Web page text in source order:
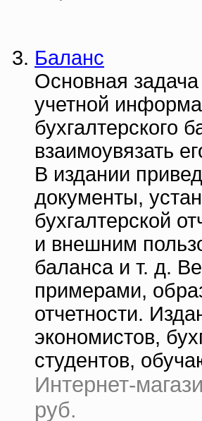
Баланс
Основная
учетной
бухгалтерского
взаимоувязать
В издании
документы,
бухгалтерской
и внешним
баланса и т. д.
примерами,
отчетности.
экономистов,
студентов,
Интернет-
руб.